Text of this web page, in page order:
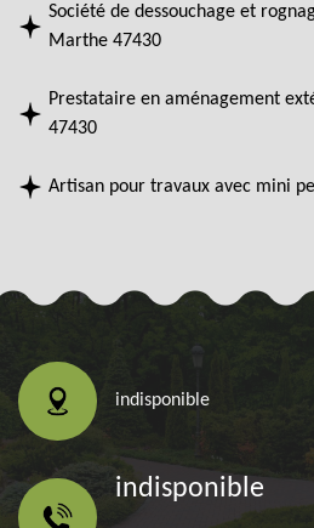
Société de dessouchage et
Marthe 47430
Prestataire en aménagement
47430
Artisan pour travaux avec mini
indisponible
indisponible